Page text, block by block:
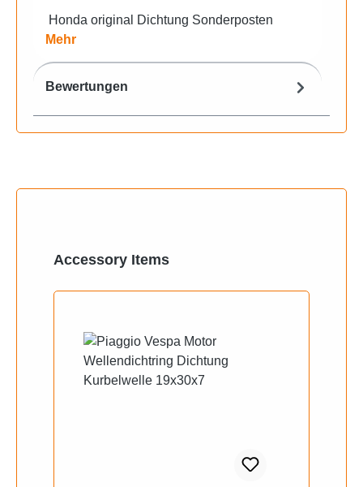
Honda original Dichtung Sonderposten
Mehr
Bewertungen
Produktgalerie überspringen
Accessory Items